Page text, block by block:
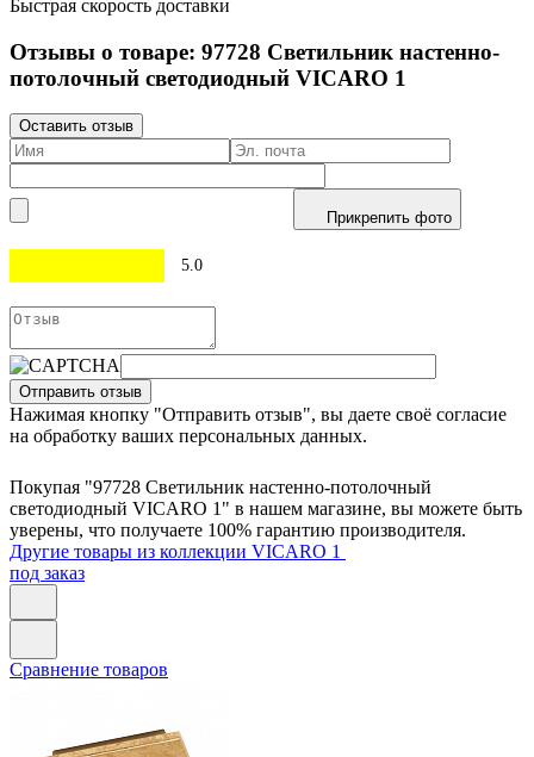
Быстрая скорость доставки
Отзывы о товаре: 97728 Светильник настенно-
потолочный светодиодный VICARO 1
Оставить отзыв
Прикрепить фото
5.0
Отправить отзыв
Нажимая кнопку "Отправить отзыв", вы даете своё согласие
на обработку ваших персональных данных.
Покупая "97728 Светильник настенно-потолочный
светодиодный VICARO 1" в нашем магазине, вы можете быть
уверены, что получаете 100% гарантию производителя.
Другие товары из коллекции VICARO 1
под заказ
Сравнение товаров